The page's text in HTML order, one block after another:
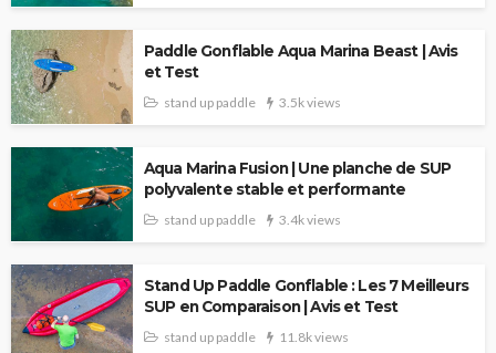
Paddle Gonflable Aqua Marina Beast | Avis
et Test
stand up paddle 3.5k views
Aqua Marina Fusion | Une planche de SUP
polyvalente stable et performante
stand up paddle 3.4k views
Stand Up Paddle Gonflable : Les 7 Meilleurs
SUP en Comparaison | Avis et Test
stand up paddle 11.8k views